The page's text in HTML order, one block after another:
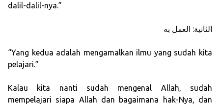
dalil-dalil-nya.”
الثانية: العمل به
“Yang kedua adalah mengamalkan ilmu yang sudah kita
pelajari.”
Kalau kita nanti sudah mengenal Allah, sudah
mempelajari siapa Allah dan bagaimana hak-Nya, dan